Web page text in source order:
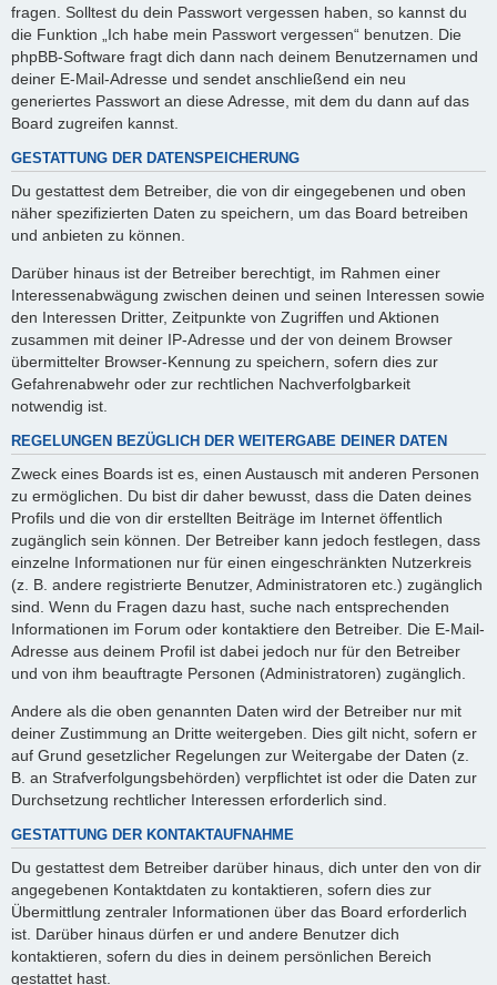
fragen. Solltest du dein Passwort vergessen haben, so kannst du
die Funktion „Ich habe mein Passwort vergessen“ benutzen. Die
phpBB-Software fragt dich dann nach deinem Benutzernamen und
deiner E-Mail-Adresse und sendet anschließend ein neu
generiertes Passwort an diese Adresse, mit dem du dann auf das
Board zugreifen kannst.
GESTATTUNG DER DATENSPEICHERUNG
Du gestattest dem Betreiber, die von dir eingegebenen und oben
näher spezifizierten Daten zu speichern, um das Board betreiben
und anbieten zu können.
Darüber hinaus ist der Betreiber berechtigt, im Rahmen einer
Interessenabwägung zwischen deinen und seinen Interessen sowie
den Interessen Dritter, Zeitpunkte von Zugriffen und Aktionen
zusammen mit deiner IP-Adresse und der von deinem Browser
übermittelter Browser-Kennung zu speichern, sofern dies zur
Gefahrenabwehr oder zur rechtlichen Nachverfolgbarkeit
notwendig ist.
REGELUNGEN BEZÜGLICH DER WEITERGABE DEINER DATEN
Zweck eines Boards ist es, einen Austausch mit anderen Personen
zu ermöglichen. Du bist dir daher bewusst, dass die Daten deines
Profils und die von dir erstellten Beiträge im Internet öffentlich
zugänglich sein können. Der Betreiber kann jedoch festlegen, dass
einzelne Informationen nur für einen eingeschränkten Nutzerkreis
(z. B. andere registrierte Benutzer, Administratoren etc.) zugänglich
sind. Wenn du Fragen dazu hast, suche nach entsprechenden
Informationen im Forum oder kontaktiere den Betreiber. Die E-Mail-
Adresse aus deinem Profil ist dabei jedoch nur für den Betreiber
und von ihm beauftragte Personen (Administratoren) zugänglich.
Andere als die oben genannten Daten wird der Betreiber nur mit
deiner Zustimmung an Dritte weitergeben. Dies gilt nicht, sofern er
auf Grund gesetzlicher Regelungen zur Weitergabe der Daten (z.
B. an Strafverfolgungsbehörden) verpflichtet ist oder die Daten zur
Durchsetzung rechtlicher Interessen erforderlich sind.
GESTATTUNG DER KONTAKTAUFNAHME
Du gestattest dem Betreiber darüber hinaus, dich unter den von dir
angegebenen Kontaktdaten zu kontaktieren, sofern dies zur
Übermittlung zentraler Informationen über das Board erforderlich
ist. Darüber hinaus dürfen er und andere Benutzer dich
kontaktieren, sofern du dies in deinem persönlichen Bereich
gestattet hast.